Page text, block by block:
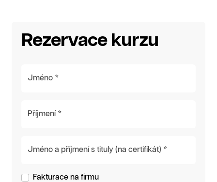
Rezervace kurzu
Jméno *
Příjmení *
Jméno a příjmení s tituly (na certifikát) *
Fakturace na firmu